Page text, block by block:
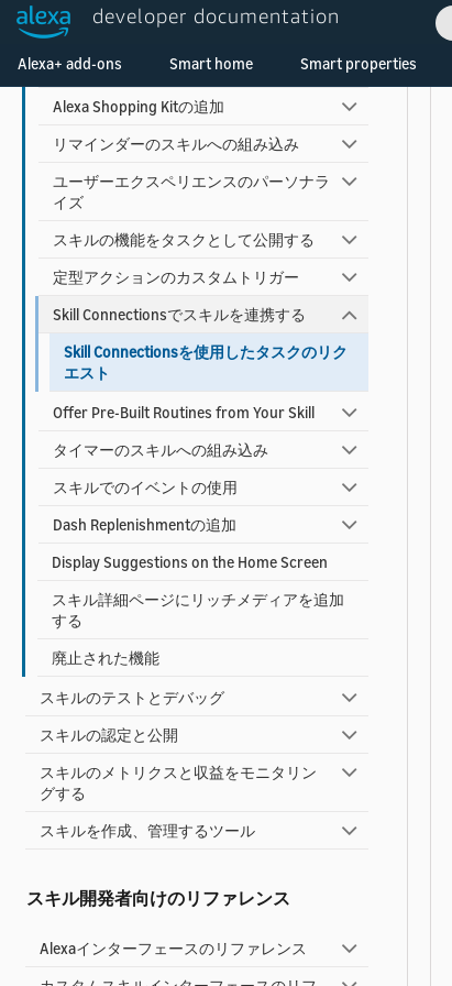
developer documentation
Alexa+ add-ons Smart home Smart properties
Alexa広告IDの使用
スキルの収益化
Alexa Shopping Kitの追加
リマインダーのスキルへの組み込み
ユーザーエクスペリエンスのパーソナラ
イズ
スキルの機能をタスクとして公開する
定型アクションのカスタムトリガー
Skill Connectionsでスキルを連携する
Skill Connectionsを使用したタスクのリク
エスト
Offer Pre-Built Routines from Your Skill
タイマーのスキルへの組み込み
スキルでのイベントの使用
Dash Replenishmentの追加
Display Suggestions on the Home Screen
スキル詳細ページにリッチメディアを追加
する
廃止された機能
スキルのテストとデバッグ
スキルの認定と公開
スキルのメトリクスと収益をモニタリン
グする
スキルを作成、管理するツール
スキル開発者向けのリファレンス
Alexaインターフェースのリファレンス
Welcome! Ask the DevAssistant